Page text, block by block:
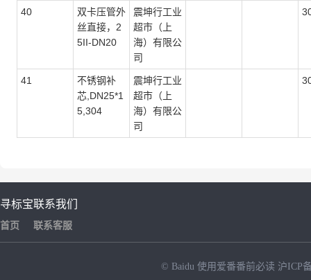
40
双卡压管外
丝直接，2
5II-DN20
震坤行工业
超市（上
海）有限公
司
41
不锈钢补
芯,DN25*1
5,304
震坤行工业
超市（上
海）有限公
司
寻标宝
首页
联系我们
联系客服
© Baidu 使用爱番番前必读 沪ICP